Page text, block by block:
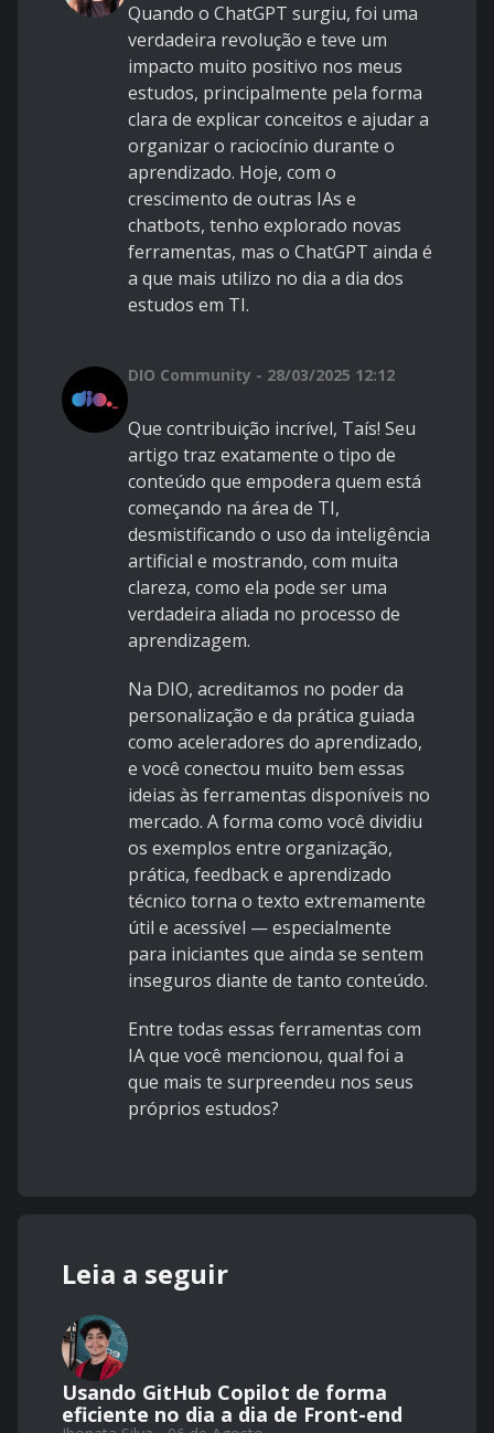
Quando o ChatGPT surgiu, foi uma
verdadeira revolução e teve um
impacto muito positivo nos meus
estudos, principalmente pela forma
clara de explicar conceitos e ajudar a
organizar o raciocínio durante o
aprendizado. Hoje, com o
crescimento de outras IAs e
chatbots, tenho explorado novas
ferramentas, mas o ChatGPT ainda é
a que mais utilizo no dia a dia dos
estudos em TI.
DIO Community - 28/03/2025 12:12
Que contribuição incrível, Taís! Seu
artigo traz exatamente o tipo de
conteúdo que empodera quem está
começando na área de TI,
desmistificando o uso da inteligência
artificial e mostrando, com muita
clareza, como ela pode ser uma
verdadeira aliada no processo de
aprendizagem.
Na DIO, acreditamos no poder da
personalização e da prática guiada
como aceleradores do aprendizado,
e você conectou muito bem essas
ideias às ferramentas disponíveis no
mercado. A forma como você dividiu
os exemplos entre organização,
prática, feedback e aprendizado
técnico torna o texto extremamente
útil e acessível — especialmente
para iniciantes que ainda se sentem
inseguros diante de tanto conteúdo.
Entre todas essas ferramentas com
IA que você mencionou, qual foi a
que mais te surpreendeu nos seus
próprios estudos?
Leia a seguir
Usando GitHub Copilot de forma
eficiente no dia a dia de Front-end